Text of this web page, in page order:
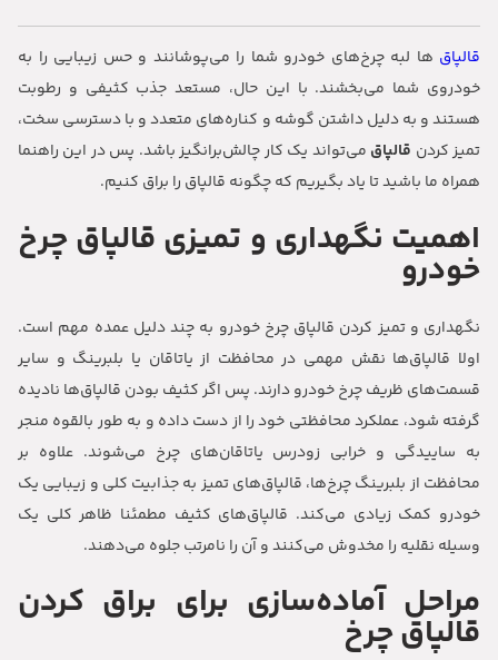
قالپاق ‌ ها لبه چرخ‌های خودرو شما را می‌پوشانند و حس زیبایی را به
خودروی شما می‌بخشند. با این حال، مستعد جذب کثیفی و رطوبت
هستند و به دلیل داشتن گوشه و کناره‌های متعدد و با دسترسی سخت،
تمیز کردن قالپاق می‌تواند یک کار چالش‌برانگیز باشد. پس در این راهنما
همراه ما باشید تا یاد بگیریم که چگونه قالپاق را براق کنیم.
اهمیت نگهداری و تمیزی قالپاق چرخ
خودرو
نگهداری و تمیز کردن قالپاق چرخ خودرو به چند دلیل عمده مهم است.
اولا قالپاق‌ها نقش مهمی در محافظت از یاتاقان یا بلبرینگ و سایر
قسمت‌های ظریف چرخ خودرو دارند. پس اگر کثیف بودن قالپاق‌ها نادیده
گرفته شود، عملکرد محافظتی خود را از دست داده و به طور بالقوه منجر
به ساییدگی و خرابی زودرس یاتاقان‌های چرخ می‌شوند. علاوه بر
محافظت از بلبرینگ چرخ‌ها، قالپاق‌های تمیز به جذابیت کلی و زیبایی یک
خودرو کمک زیادی می‌کند. قالپاق‌های کثیف مطمئنا ظاهر کلی یک
وسیله نقلیه را مخدوش می‌کنند و آن را نامرتب جلوه می‌دهند.
مراحل آماده‌سازی برای براق کردن
قالپاق چرخ